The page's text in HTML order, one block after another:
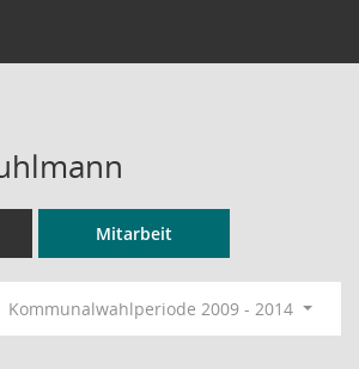
Mitarbeit
Kommunalwahlperiode 2009 - 2014